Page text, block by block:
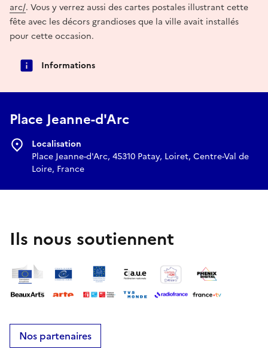
arc/. Vous y verrez aussi des cartes postales illustrant cette
fête avec les décors grandioses que la ville avait installés
pour cette occasion.
Informations
Place Jeanne-d'Arc
Localisation
Place Jeanne-d'Arc, 45310 Patay, Loiret, Centre-Val de
Loire, France
Ils nous soutiennent
Nos partenaires